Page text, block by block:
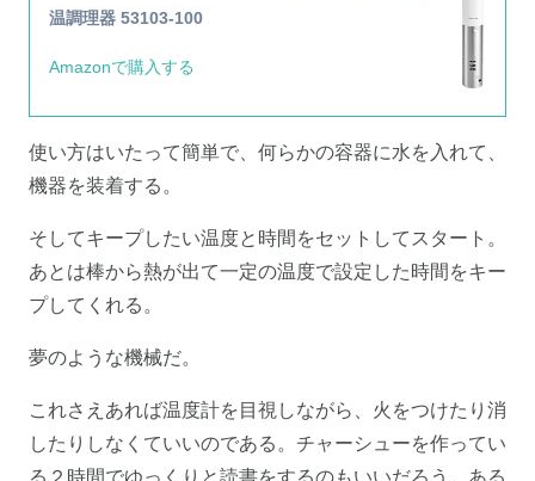
温調理器 53103-100
Amazonで購入する
使い方はいたって簡単で、何らかの容器に水を入れて、
機器を装着する。
そしてキープしたい温度と時間をセットしてスタート。
あとは棒から熱が出て一定の温度で設定した時間をキー
プしてくれる。
夢のような機械だ。
これさえあれば温度計を目視しながら、火をつけたり消
したりしなくていいのである。チャーシューを作ってい
る２時間でゆっくりと読書をするのもいいだろう。ある